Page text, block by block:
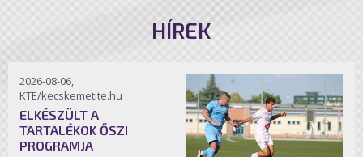
HÍREK
2026-08-06,
KTE/kecskemetite.hu
ELKÉSZÜLT A
TARTALÉKOK ŐSZI
PROGRAMJA